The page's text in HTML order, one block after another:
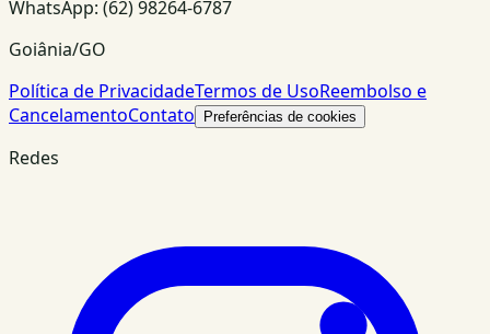
WhatsApp: (62) 98264-6787
Goiânia/GO
Política de PrivacidadeTermos de UsoReembolso e
CancelamentoContato Preferências de cookies
Redes